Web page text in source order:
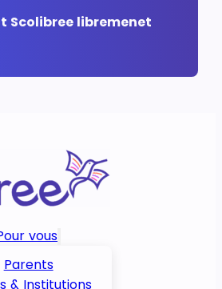
Scolibree libremenet
vous
Parents
& Institutions